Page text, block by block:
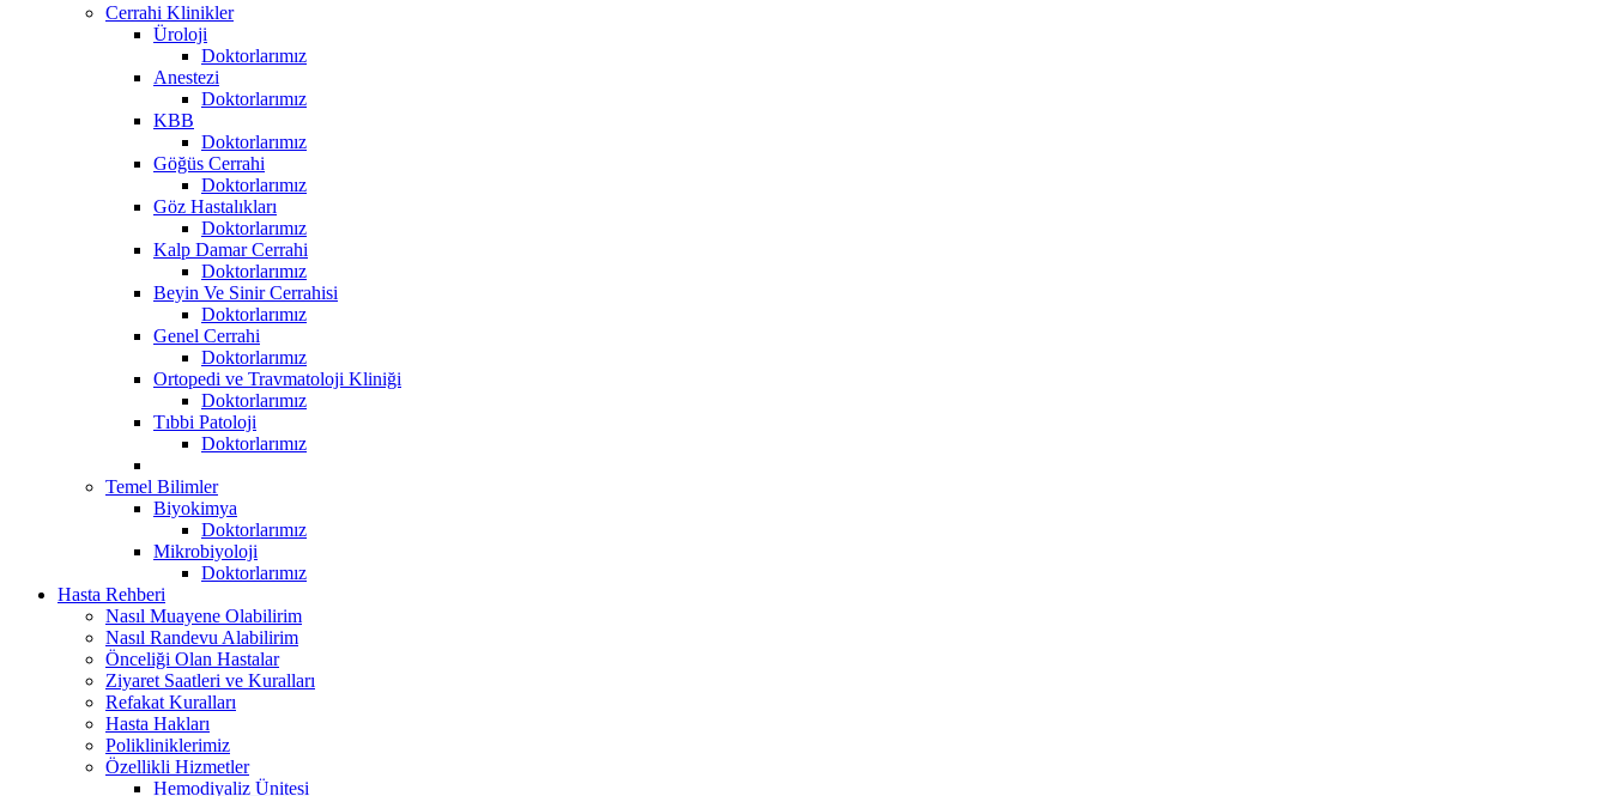
Cerrahi Klinikler
Üroloji
Doktorlarımız
Anestezi
Doktorlarımız
KBB
Doktorlarımız
Göğüs Cerrahi
Doktorlarımız
Göz Hastalıkları
Doktorlarımız
Kalp Damar Cerrahi
Doktorlarımız
Beyin Ve Sinir Cerrahisi
Doktorlarımız
Genel Cerrahi
Doktorlarımız
Ortopedi ve Travmatoloji Kliniği
Doktorlarımız
Tıbbi Patoloji
Doktorlarımız
Temel Bilimler
Biyokimya
Doktorlarımız
Mikrobiyoloji
Doktorlarımız
Hasta Rehberi
Nasıl Muayene Olabilirim
Nasıl Randevu Alabilirim
Önceliği Olan Hastalar
Ziyaret Saatleri ve Kuralları
Refakat Kuralları
Hasta Hakları
Polikliniklerimiz
Özellikli Hizmetler
Hemodiyaliz Ünitesi